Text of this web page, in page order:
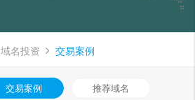
域名投资 交易案例
交易案例 推荐域名